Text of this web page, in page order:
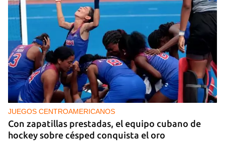
JUEGOS CENTROAMERICANOS
Con zapatillas prestadas, el equipo cubano de
hockey sobre césped conquista el oro